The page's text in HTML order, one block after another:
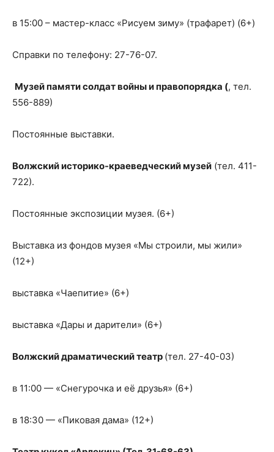
в 15:00 – мастер-класс «Рисуем зиму» (трафарет) (6+)
Справки по телефону: 27-76-07.
Музей памяти солдат войны и правопорядка (, тел.
556-889)
Постоянные выставки.
Волжский историко-краеведческий музей (тел. 411-
722).
Постоянные экспозиции музея. (6+)
Выставка из фондов музея «Мы строили, мы жили»
(12+)
выставка «Чаепитие» (6+)
выставка «Дары и дарители» (6+)
Волжский драматический театр (тел. 27-40-03)
в 11:00 — «Снегурочка и её друзья» (6+)
в 18:30 — «Пиковая дама» (12+)